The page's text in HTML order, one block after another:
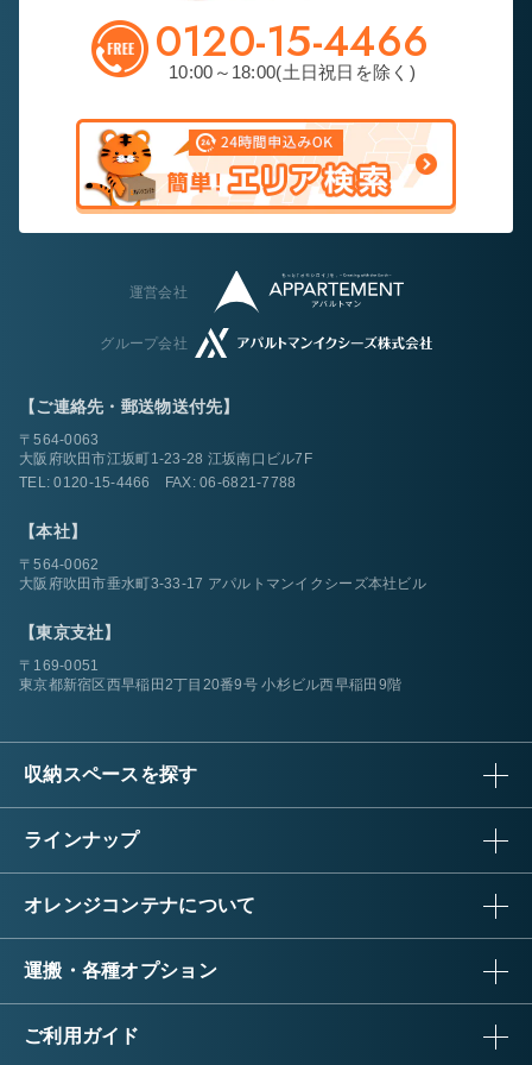
0120-15-4466
10:00～18:00(土日祝日を除く)
運営会社
グループ会社
【ご連絡先・郵送物送付先】
〒564-0063
大阪府吹田市江坂町1-23-28 江坂南口ビル7F
TEL:0120-15-4466 FAX: 06-6821-7788
【本社】
〒564-0062
大阪府吹田市垂水町3-33-17 アパルトマンイクシーズ本社ビル
【東京支社】
〒169-0051
東京都新宿区西早稲田2丁目20番9号 小杉ビル西早稲田9階
収納スペースを探す
ラインナップ
オレンジコンテナについて
運搬・各種オプション
ご利用ガイド